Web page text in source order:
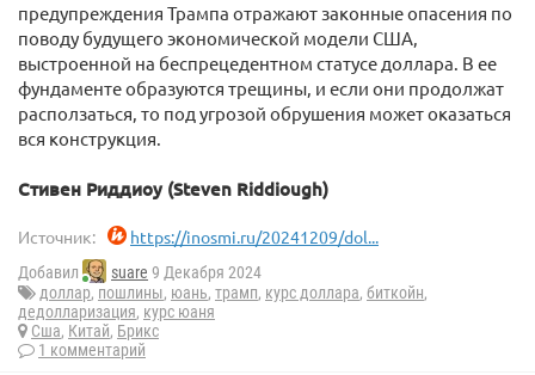
предупреждения Трампа отражают законные опасения по
поводу будущего экономической модели США,
выстроенной на беспрецедентном статусе доллара. В ее
фундаменте образуются трещины, и если они продолжат
расползаться, то под угрозой обрушения может оказаться
вся конструкция.
Стивен Риддиоу (Steven Riddiough)
Источник: https://inosmi.ru/20241209/dol...
Добавил suare 9 Декабря 2024
доллар, пошлины, юань, трамп, курс доллара, биткойн,
дедолларизация, курс юаня
Сша, Китай, Брикс
1 комментарий